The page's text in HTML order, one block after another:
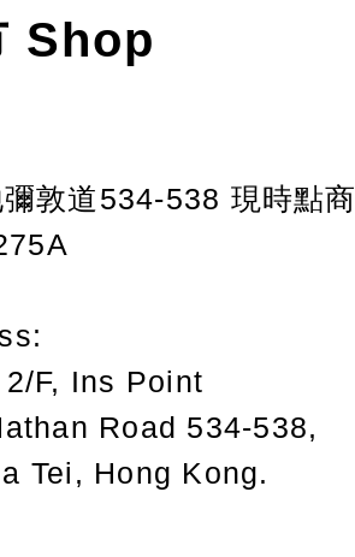
Shop
敦道534-538 現時點商
F, Ins Point
Road 534-538,
Tei, Hong Kong.